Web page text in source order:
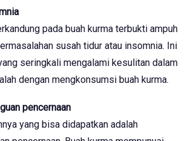
pada buah kurma terbukti ampuh
susah tidur atau insomnia. Ini
seringkali mengalami kesulitan dalam
dengan mengkonsumsi buah kurma.
pencernaan
yang bisa didapatkan adalah